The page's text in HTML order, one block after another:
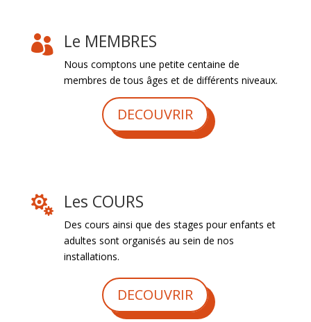
 Le MEMBRES
Nous comptons une petite centaine de
membres de tous âges et de différents niveaux.
DECOUVRIR
 Les COURS
Des cours ainsi que des stages pour enfants et
adultes sont organisés au sein de nos
installations.
DECOUVRIR